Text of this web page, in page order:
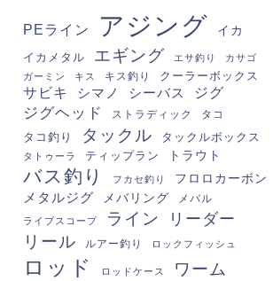
PEライン アジング イカ
イカメタル エギング エサ釣り
カサゴ
ガーミン
キス キス釣り クーラーボックス
サビキ シマノ シーバス ジグ
ジグヘッド ストラディック タコ
タコ釣り タックル タックルボックス
タトゥーラ ティップラン トラウト
バス釣り フカセ釣り フロロカーボン
メタルジグ メバリング メバル
ライブスコープ ライン リーダー
リール ルアー釣り ロックフィッシュ
ロッド ロッドケース ワーム